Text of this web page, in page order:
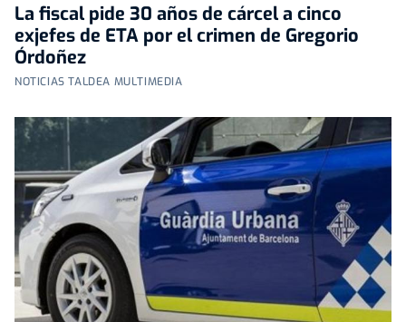
La fiscal pide 30 años de cárcel a cinco
exjefes de ETA por el crimen de Gregorio
Órdoñez
NOTICIAS TALDEA MULTIMEDIA